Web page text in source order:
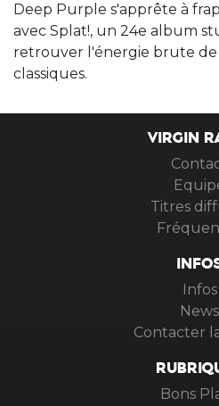
Deep Purple s'apprête à
avec Splat!, un 24e album
retrouver l'énergie brute
classiques.
VIRGIN
Titres
Infos
News
Contacter
Bons